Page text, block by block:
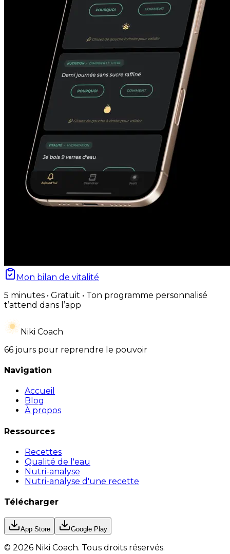
Mon bilan de vitalité
5 minutes • Gratuit • Ton programme personnalisé
t’attend dans l’app
Niki Coach
66 jours pour reprendre le pouvoir
Navigation
Accueil
Blog
À propos
Ressources
Recettes
Qualité de l'eau
Nutri-analyse
Nutri-analyse d'une recette
Télécharger
App Store Google Play
© 2026 Niki Coach. Tous droits réservés.